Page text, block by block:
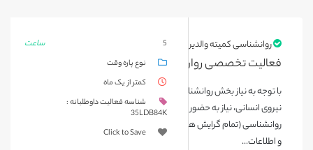
روانشناسی کمیته والدین
فعالیت تخصصی روان شناسی - خرداد ۱۴۰۴
با توجه به نیاز بخش روانشناسی در جهت حمایت از ذیربطان و محدودیت
نیروی انسانی، نیاز به حضور و همراهی داوطلبانی که در حیطه ی
روانشناسی (تمام گرایش ها) و مشاوره (تمام گرایش ها)، تحصیل کرده اند
و اطلاعات...
ساعت
5
نوع پاره وقت
کمتر از یک ماه
شناسه فعالیت داوطلبانه :
35LDB84K
Click to Save